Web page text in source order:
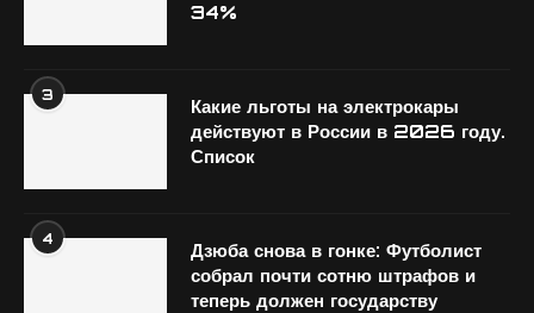
34%
3
Какие льготы на электрокары
действуют в России в 2026 году.
Список
4
Дзюба снова в гонке: Футболист
собрал почти сотню штрафов и
теперь должен государству